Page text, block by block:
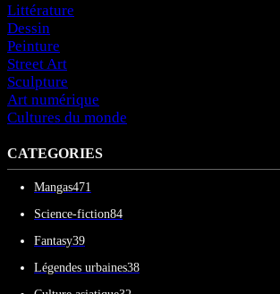
Littérature
Dessin
Peinture
Street Art
Sculpture
Art numérique
Cultures du monde
CATEGORIES
Mangas471
Science-fiction84
Fantasy39
Légendes urbaines38